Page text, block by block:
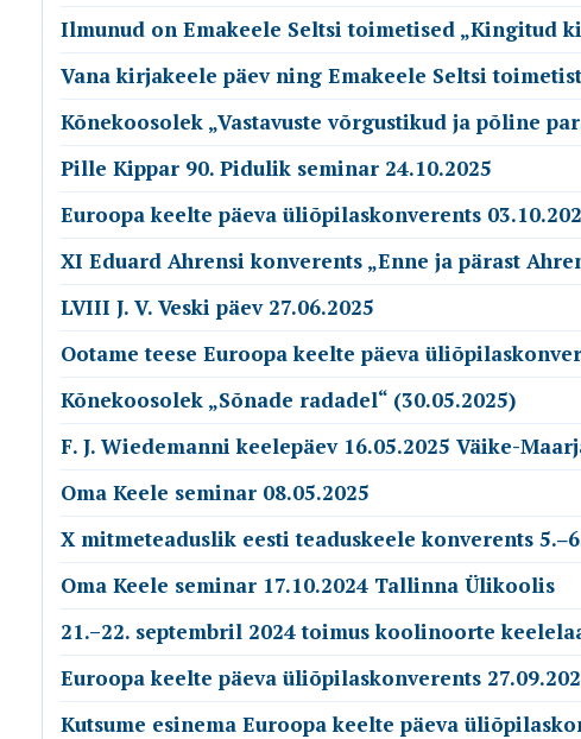
Ilmunud on Emakeele Seltsi toimetised „Kingitud
Vana kirjakeele päev ning Emakeele Seltsi
Kõnekoosolek „Vastavuste võrgustikud ja põline
Pille Kippar 90. Pidulik seminar 24.10.2025
Euroopa keelte päeva üliõpilaskonverents
XI Eduard Ahrensi konverents „Enne ja pärast
LVIII J. V. Veski päev 27.06.2025
Ootame teese Euroopa keelte päeva
Kõnekoosolek „Sõnade radadel“ (30.05.2025)
F. J. Wiedemanni keelepäev 16.05.2025 Väike-
Oma Keele seminar 08.05.2025
X mitmeteaduslik eesti teaduskeele konverents
Oma Keele seminar 17.10.2024 Tallinna Ülikoolis
21.–22. septembril 2024 toimus koolinoorte
Euroopa keelte päeva üliõpilaskonverents
Kutsume esinema Euroopa keelte päeva